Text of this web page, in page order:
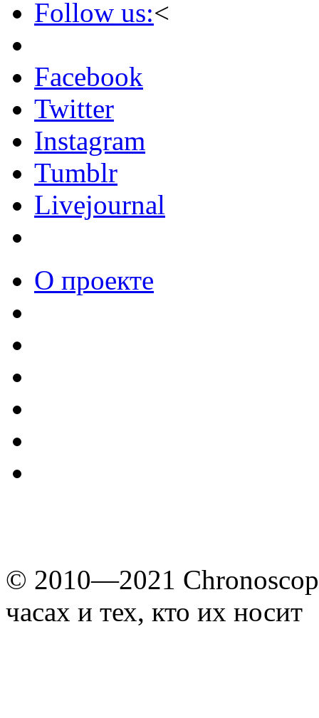
Follow us:<
Facebook
Twitter
Instagram
Tumblr
Livejournal
О проекте
© 2010—2021
часах и тех, кто их носит